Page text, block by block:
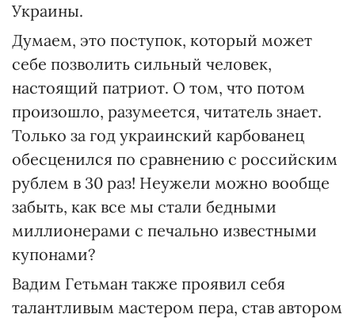
Украины.
Думаем, это поступок, который может
себе позволить сильный человек,
настоящий патриот. О том, что потом
произошло, разумеется, читатель знает.
Только за год украинский карбованец
обесценился по сравнению с российским
рублем в 30 раз! Неужели можно вообще
забыть, как все мы стали бедными
миллионерами с печально известными
купонами?
Вадим Гетьман также проявил себя
талантливым мастером пера, став автором